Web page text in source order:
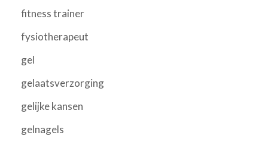
fitness trainer
fysiotherapeut
gel
gelaatsverzorging
gelijke kansen
gelnagels